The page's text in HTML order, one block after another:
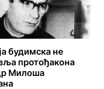
будимска не
протођакона
Милоша